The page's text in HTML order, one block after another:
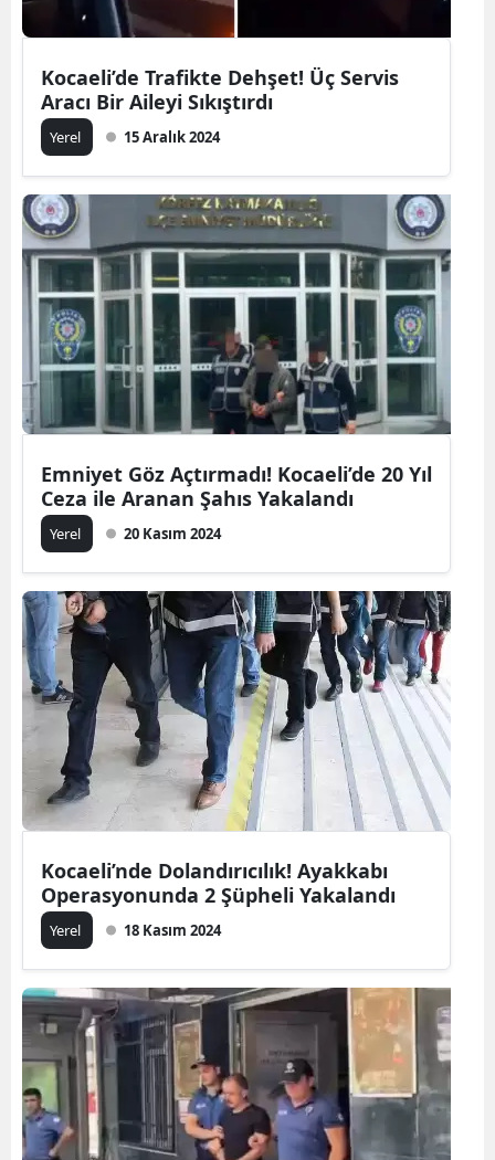
Kocaeli’de Trafikte Dehşet! Üç Servis
Aracı Bir Aileyi Sıkıştırdı
Yerel 15 Aralık 2024
Emniyet Göz Açtırmadı! Kocaeli’de 20 Yıl
Ceza ile Aranan Şahıs Yakalandı
Yerel 20 Kasım 2024
Kocaeli’nde Dolandırıcılık! Ayakkabı
Operasyonunda 2 Şüpheli Yakalandı
Yerel 18 Kasım 2024